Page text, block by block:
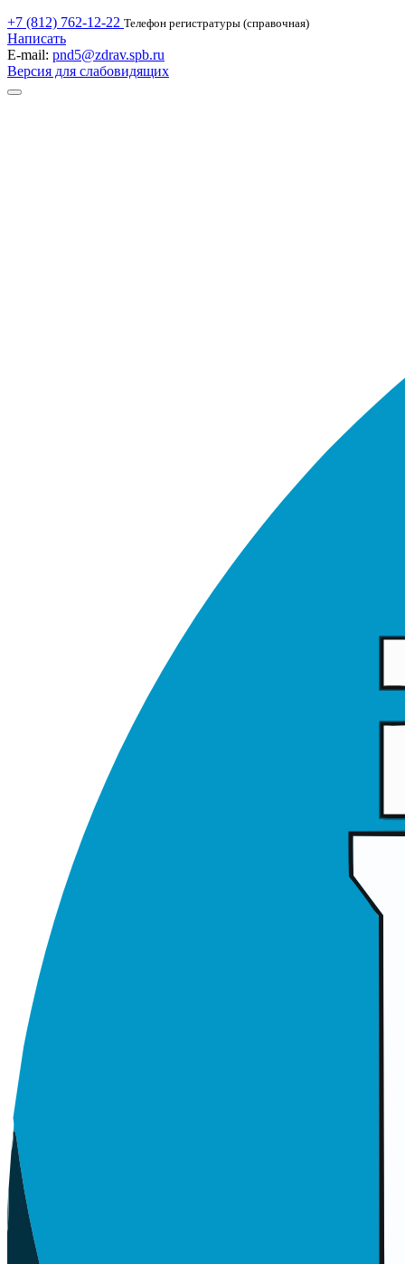
+7 (812) 762-12-22 Телефон регистратуры (справочная)
Написать
E-mail: pnd5@zdrav.spb.ru
Версия для слабовидящих